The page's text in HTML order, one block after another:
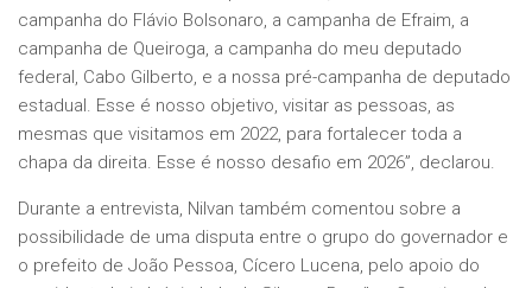
campanha do Flávio Bolsonaro, a campanha de Efraim, a
campanha de Queiroga, a campanha do meu deputado
federal, Cabo Gilberto, e a nossa pré-campanha de deputado
estadual. Esse é nosso objetivo, visitar as pessoas, as
mesmas que visitamos em 2022, para fortalecer toda a
chapa da direita. Esse é nosso desafio em 2026”, declarou.
Durante a entrevista, Nilvan também comentou sobre a
possibilidade de uma disputa entre o grupo do governador e
o prefeito de João Pessoa, Cícero Lucena, pelo apoio do